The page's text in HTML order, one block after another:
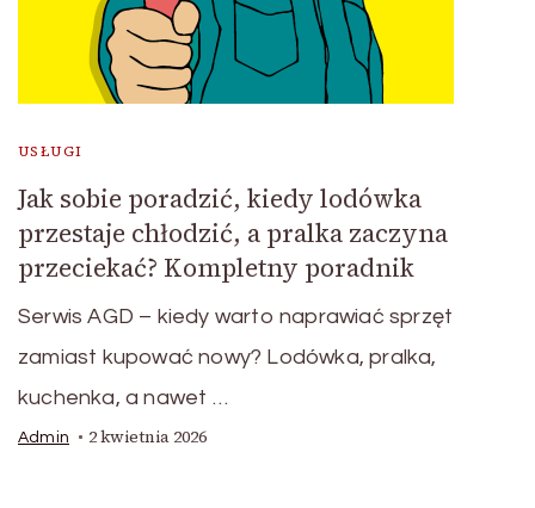
USŁUGI
Jak sobie poradzić, kiedy lodówka
przestaje chłodzić, a pralka zaczyna
przeciekać? Kompletny poradnik
Serwis AGD – kiedy warto naprawiać sprzęt
zamiast kupować nowy? Lodówka, pralka,
kuchenka, a nawet …
Admin 2 kwietnia 2026